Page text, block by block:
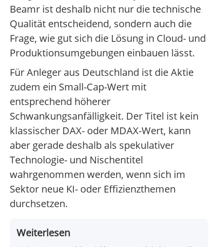
Beamr ist deshalb nicht nur die technische
Qualität entscheidend, sondern auch die
Frage, wie gut sich die Lösung in Cloud- und
Produktionsumgebungen einbauen lässt.
Für Anleger aus Deutschland ist die Aktie
zudem ein Small-Cap-Wert mit
entsprechend höherer
Schwankungsanfälligkeit. Der Titel ist kein
klassischer DAX- oder MDAX-Wert, kann
aber gerade deshalb als spekulativer
Technologie- und Nischentitel
wahrgenommen werden, wenn sich im
Sektor neue KI- oder Effizienzthemen
durchsetzen.
Weiterlesen